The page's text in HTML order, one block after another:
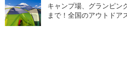
キャンプ場、グランピン
まで！全国のアウトドア